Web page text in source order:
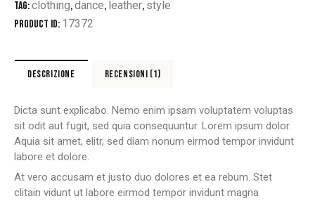
Tag:clothing,dance, leather, style
Product ID: 17372
DESCRIZIONE RECENSIONI (1)
Dicta sunt explicabo. Nemo enim ipsam voluptatem voluptas
sit odit aut fugit, sed quia consequuntur. Lorem ipsum dolor.
Aquia sit amet, elitr, sed diam nonum eirmod tempor invidunt
labore et dolore.
At vero accusam et justo duo dolores et ea rebum. Stet
clitain vidunt ut labore eirmod tempor invidunt magna